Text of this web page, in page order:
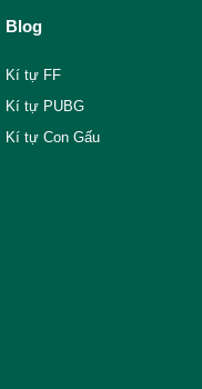
Blog
Kí tự FF
Kí tự PUBG
Kí tự Con Gấu